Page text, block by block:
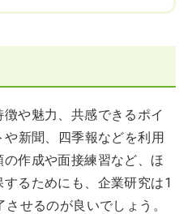
や魅力、共感できるポイ
新聞、四季報などを利用
作成や面接練習など、ほ
るためにも、企業研究は1
せるのが良いでしょう。